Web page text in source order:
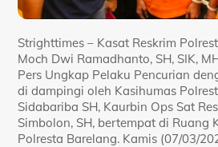
Strighttimes – Kasat Reskrim
Moch Dwi Ramadhanto, SH, SIK,
Pers Ungkap Pelaku Pencurian
di dampingi oleh Kasihumas
Sidabariba SH, Kaurbin Ops Sat
Simbolon, SH, bertempat di Ruang
Polresta Barelang. Kamis (07/03/